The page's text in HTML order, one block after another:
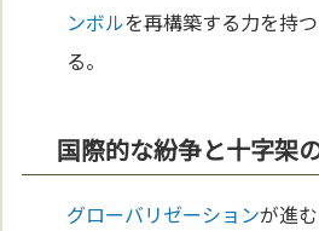
ンボルを再構築する力を持
る。
国際的な紛争と十字架
グローバリゼーションが進む